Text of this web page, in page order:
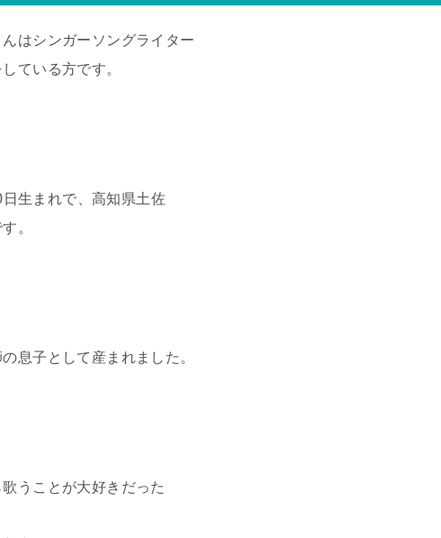
はシンガーソングライター
ている方です。
生まれで、高知県土佐
。
息子として産まれました。
うことが大好きだった